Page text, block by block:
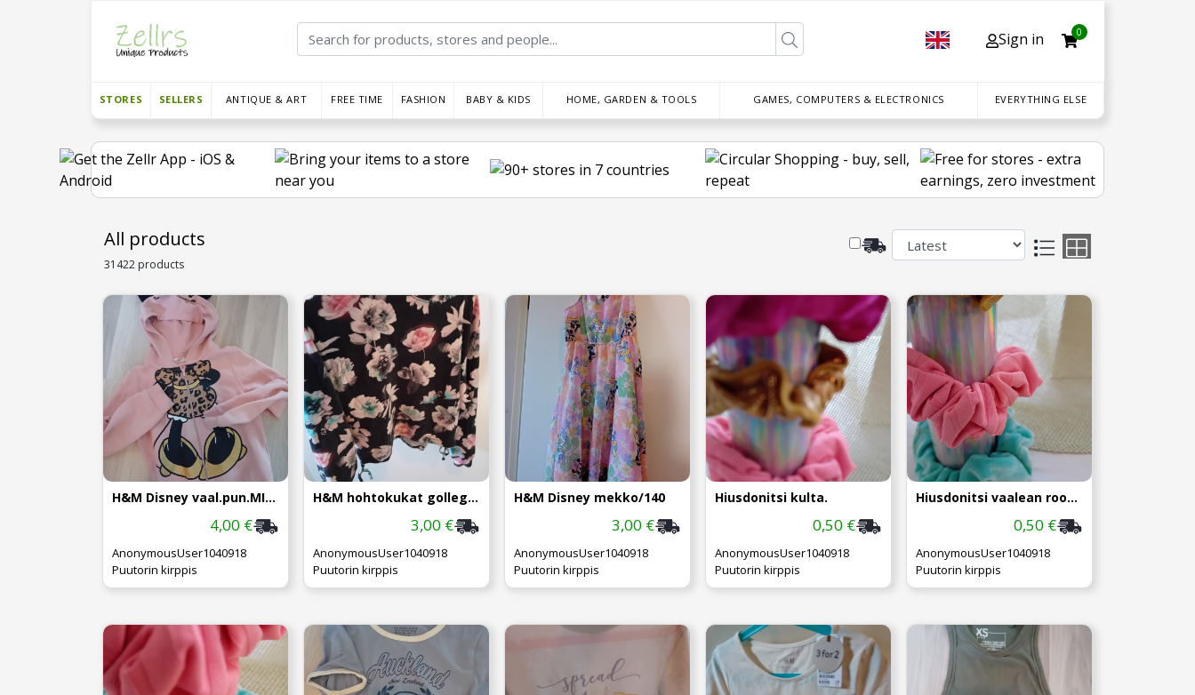
Sign in 0
STORES SELLERS ANTIQUE & ART FREE TIME FASHION BABY & KIDS HOME, GARDEN & TOOLS GAMES, COMPUTERS & ELECTRONICS EVERYTHING ELSE
All products
31422 products
H&M Disney vaal.pun.MINNI-huppari140
4,00 €
AnonymousUser1040918
Puutorin kirppis
H&M hohtokukat gollegepaita 146
3,00 €
AnonymousUser1040918
Puutorin kirppis
H&M Disney mekko/140
3,00 €
AnonymousUser1040918
Puutorin kirppis
Hiusdonitsi kulta.
0,50 €
AnonymousUser1040918
Puutorin kirppis
Hiusdonitsi vaalean roosa.
0,50 €
AnonymousUser1040918
Puutorin kirppis